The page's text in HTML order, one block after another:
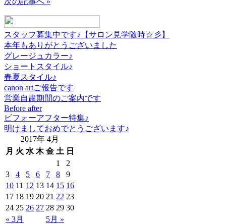
スタッフ募集中です♪【サロン見学随時☆彡】
本年もありがとうございました
グレージュカラー♪
ショートスタイル♪
春夏スタイル♪
canon artご報告です
営業自粛期間のご案内です
Before after
ビフォーアフター特集♪
明けましておめでとうございます♪
2017年 4月
月 火 水 木 金 土 日
« 3月 5月 »
1
2
3
4 5 6 7 8
9
10 11 12 13 14 15 16
17 18 19 20 21 22 23
24 25 26 27 28 29 30